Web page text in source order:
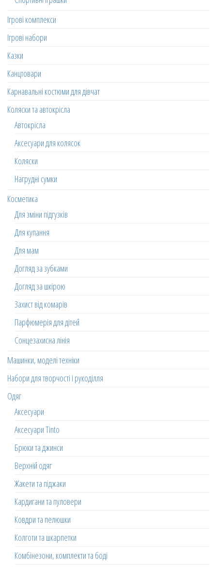
Ігрові комплекси
Ігрові набори
Казки
Канцтовари
Карнавальні костюми для дівчат
Коляски та автокрісла
Автокрісла
Аксесуари для колясок
Коляски
Нагрудні сумки
Косметика
Для зміни підгузків
Для купання
Для мам
Догляд за зубками
Догляд за шкірою
Захист від комарів
Парфюмерія для дітей
Сонцезахисна лінія
Машинки, моделі техніки
Набори для творчості і рукоділля
Одяг
Аксесуари
Аксесуари Tinto
Брюки та джинси
Верхній одяг
Жакети та піджаки
Кардигани та пуловери
Ковдри та пелюшки
Колготи та шкарпетки
Комбінезони, комплекти та боді